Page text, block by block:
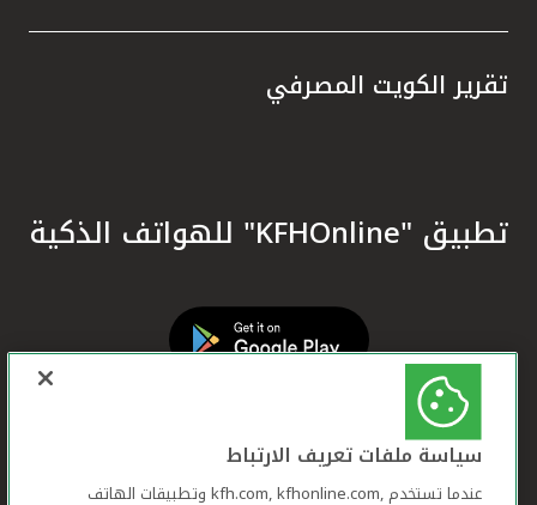
تقرير الكويت المصرفي
تطبيق "KFHOnline" للهواتف الذكية
سياسة ملفات تعريف الارتباط
عندما تستخدم ,kfh.com, kfhonline.com وتطبيقات الهاتف